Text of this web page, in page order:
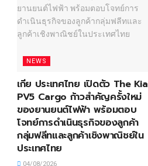
NEWS
เกีย ประเทศไทย เปิดตัว The Kia
PV5 Cargo ก้าวสำคัญครั้งใหม่
ของยานยนต์ไฟฟ้า พร้อมตอบ
โจทย์การดำเนินธุรกิจของลูกค้า
กลุ่มฟลีทและลูกค้าเชิงพาณิชย์ใน
ประเทศไทย
04/08/2026